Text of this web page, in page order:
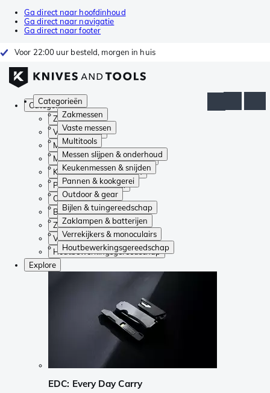
Ga direct naar hoofdinhoud
Ga direct naar navigatie
Ga direct naar footer
Voor 22:00 uur besteld, morgen in huis
Categorieën
Zakmessen
Vaste messen
Multitools
Messen slijpen & onderhoud
Keukenmessen & snijden
Pannen & kookgerei
Outdoor & gear
Bijlen & tuingereedschap
Zaklampen & batterijen
Verrekijkers & monoculairs
Houtbewerkingsgereedschap
Categorieën
Zakmessen
Vaste messen
Multitools
Messen slijpen & onderhoud
Keukenmessen & snijden
Pannen & kookgerei
Outdoor & gear
Bijlen & tuingereedschap
Zaklampen & batterijen
Verrekijkers & monoculairs
Houtbewerkingsgereedschap
Explore
EDC: Every Day Carry